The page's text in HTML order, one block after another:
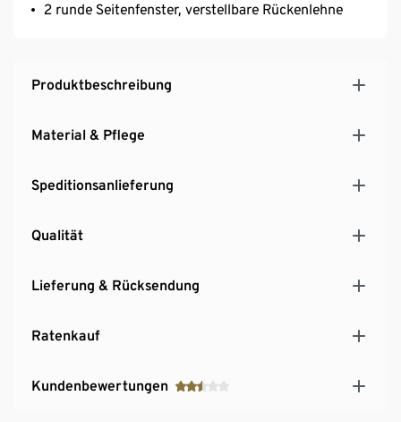
2 runde Seitenfenster, verstellbare Rückenlehne
Produktbeschreibung
Material & Pflege
Speditionsanlieferung
Qualität
Lieferung & Rücksendung
Ratenkauf
Kundenbewertungen